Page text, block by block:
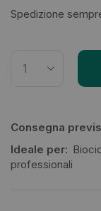
Spedizione
Consegna
Ideale per:
professionali